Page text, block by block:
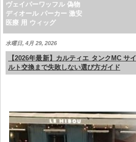
ヴェイパーワッフル 偽物
ディオール パーカー 激安
医療 用 ウィッグ
水曜日, 4月 29, 2026
【2026年最新】カルティエ タンクMC
ルト交換まで失敗しない選び方ガイド